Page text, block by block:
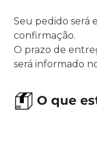
Seu pedido será
confirmação.
O prazo de
será informado